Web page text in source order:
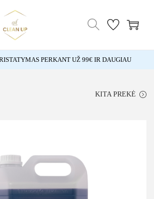
PERKANT UŽ 99€ IR DAUGIAU
KITA PREKĖ